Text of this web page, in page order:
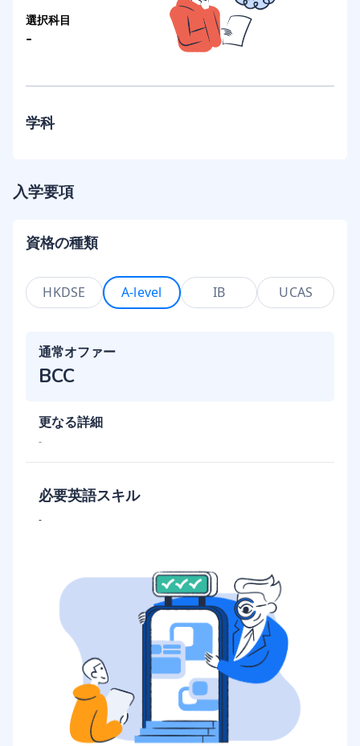
選択科目
-
学科
入学要項
資格の種類
HKDSE A-level IB UCAS
通常オファー
BCC
更なる詳細
-
必要英語スキル
-